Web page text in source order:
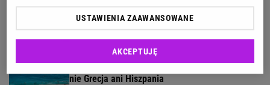
Wielka wyprzedaż perfum w Rossmann. Carolina
Herrera i Valentino za ułamek ceny
Wybrano najlepszą plażę Europy na 2026 rok. To
nie Grecja ani Hiszpania
USTAWIENIA ZAAWANSOWANE
AKCEPTUJĘ